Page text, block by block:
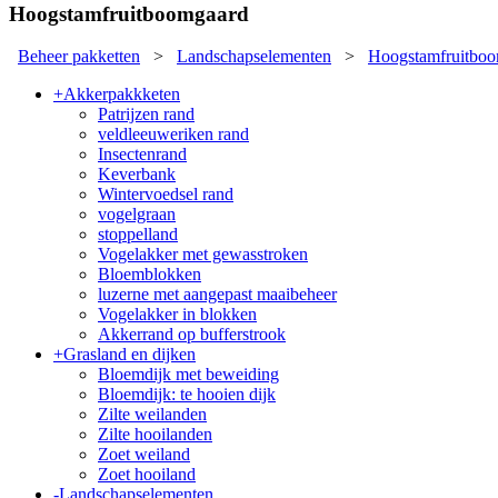
Hoogstamfruitboomgaard
Beheer pakketten > Landschapselementen >
+Akkerpakkketen
Patrijzen rand
veldleeuweriken rand
Insectenrand
Keverbank
Wintervoedsel rand
vogelgraan
stoppelland
Vogelakker met gewasstroken
Bloemblokken
luzerne met aangepast maaibeheer
Vogelakker in blokken
Akkerrand op bufferstrook
+Grasland en dijken
Bloemdijk met beweiding
Bloemdijk: te hooien dijk
Zilte weilanden
Zilte hooilanden
Zoet weiland
Zoet hooiland